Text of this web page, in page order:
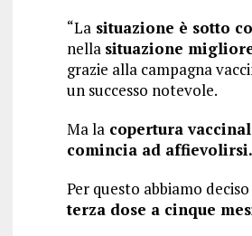
“Lasituazione è sotto
nella situazione
grazie alla campagna
un successo notevole.
Ma lacopertura
comincia ad affievolirsi.
Per questo abbiamo
terza dose a cinque